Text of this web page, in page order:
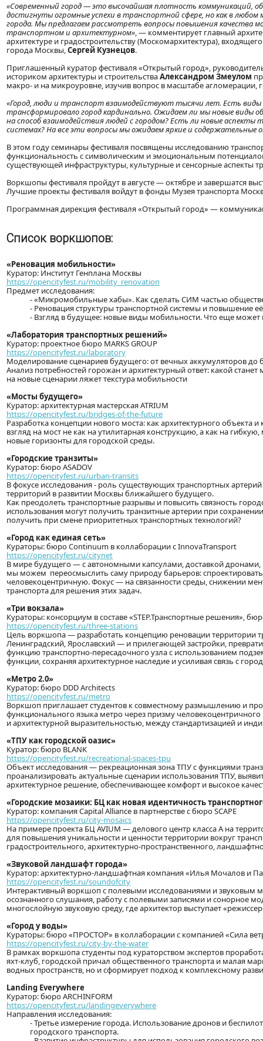
«Современный город — это высочайшая плотность коммуникаций,
достигнуты огромные успехи в транспортной сфере, но как в
города. Мы предлагаем рассмотреть вопросы повышения качества
транспортном и архитектурном», — комментирует главный
архитектуре и градостроительству (Москомархитектура),
города Москвы,Сергей Кузнецов.
Приглашенный куратор фестиваля «Открытый город»,
историком архитектуры и строительстваАлександром Змеулом
макро- и на микроуровне, изучив вопрос в масштабе агломерации,
«Город, люди и транспорт взаимодействуют тысячи лет. Есть
трансформировало город кардинально. Ожидаем ли мы новые виды
на способ взаимодействия людей с городом? Есть ли новые
системах? На все эти вопросы мы ожидаем яркие и содержательные
В этом году семинары фестиваля посвящены исследованию
функциональность с символическим и эмоциональным
существующей инфраструктуры, культурные и сенсорные аспекты
Воркшопы фестиваля пройдут в августе — октябре и завершатся
Лучшие проекты фестиваля войдут в фонды Музея транспорта
Программная дирекция фестиваля «Открытый город» —
Список воркшопов:
«Реновация мобильности»
Куратор: Институт Генплана Москвы
https://opencityfest.ru/mobility_renovation
Предмет исследования:
- «Микромобильные хабы». Как сделать СИМ частью
- Реновация структуры транспортной системы и повышение
- Взгляд в будущее: новые виды мобильности. Что еще может
«Лаборатория транспортных решений»
Куратор: проектное бюро MARKS GROUP
https://opencityfest.ru/laboratory
Моделирование сценариев будущего: от вечных аккумуляторов до
Анализ потребностей горожан и архитектурный ответ: какой
на новые сценарии ляжет текстура мобильности
«Мосты будущего»
Куратор: архитектурная мастерская ATRIUM
https://opencityfest.ru/bridges-of-the-future
Разработка концепции нового моста: как архитектурного
взгляд на мост не как на утилитарная конструкцию, а как на
новые горизонты для городской среды.
«Городские транзиты»
Куратор: бюро ASADOV
https://opencityfest.ru/urban-transits
В фокусе исследования - роль существующих транспортных
территорий в развитии Москвы ближайшего будущего.
Как преодолеть транспортные разрывы и повысить связность
использования могут получить транзитные артерии при
получить при смене приоритетных транспортных технологий?
«Город как единая сеть»
Кураторы: бюро Continuum в коллаборации с InnovaTransport
https://opencityfest.ru/citynet
В мире будущего — с автономными капсулами, доставкой
мы можем переосмыслить саму природу барьеров:
человекоцентричную. Фокус — на связанности среды, снижении
транспорта для решения этих задач.
«Три вокзала»
Кураторы: консорциум в составе «STEP.Транспортные решения»,
https://opencityfest.ru/three-stations
Цель воркшопа — разработать концепцию реновации территории
Ленинградский, Ярославский — и прилегающей застройки,
функцию транспортно-пересадочного узла с использованием
функции, сохраняя архитектурное наследие и усиливая связь с
«Метро 2.0»
Куратор: бюро DDD Architects
https://opencityfest.ru/metro
Воркшоп приглашает студентов к совместному размышлению и
функционального языка метро через призму
и архитектурной выразительностью, между стандартизацией и
«ТПУ как городской оазис»
Куратор: бюро BLANK
https://opencityfest.ru/recreational-spaces-tpu
Объект исследования — рекреационная зона ТПУ с функциями
проанализировать актуальные сценарии использования ТПУ,
архитектурное решение, обеспечивающее комфорт и высокое
«Городские мозаики: БЦ как новая идентичность
Куратор: компания Capital Alliance в партнерстве с бюро SCAPE
https://opencityfest.ru/city-mosaics
На примере проекта БЦ AVIUM — делового центр класса А на
для повышения уникальности и ценности территории вокруг
градостроительного, архитектурно-пространственного,
«Звуковой ландшафт города»
Куратор: архитектурно-ландшафтная компания «Илья Мочалов и
https://opencityfest.ru/soundofcity
Интерактивный воркшоп с полевыми исследованиями и
осознанного слушания, работу с полевыми записями и сонорное
многослойную звуковую среду, где архитектор выступает
«Город у воды»
Кураторы: бюро «ПРОСТОР» в коллаборации с компанией «Сила
https://opencityfest.ru/city-by-the-water
В рамках воркшопа студенты под кураторством экспертов
яхт-клуб, городской причал общественного транспорта и малая
водных пространств, но и сформирует подход к комплексному
Landing Everywhere
Куратор: бюро ARCHINFORM
https://opencityfest.ru/landingeverywhere
Направления исследования:
- Третье измерение города. Использование дронов и
городского транспорта.